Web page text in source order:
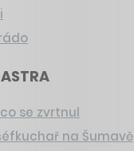
se zvrtnul
na Šumavě